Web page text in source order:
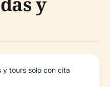
y tours solo con cita